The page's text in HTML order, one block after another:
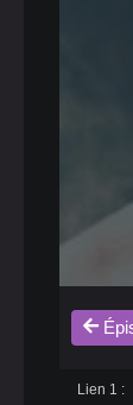
Lien 1 :